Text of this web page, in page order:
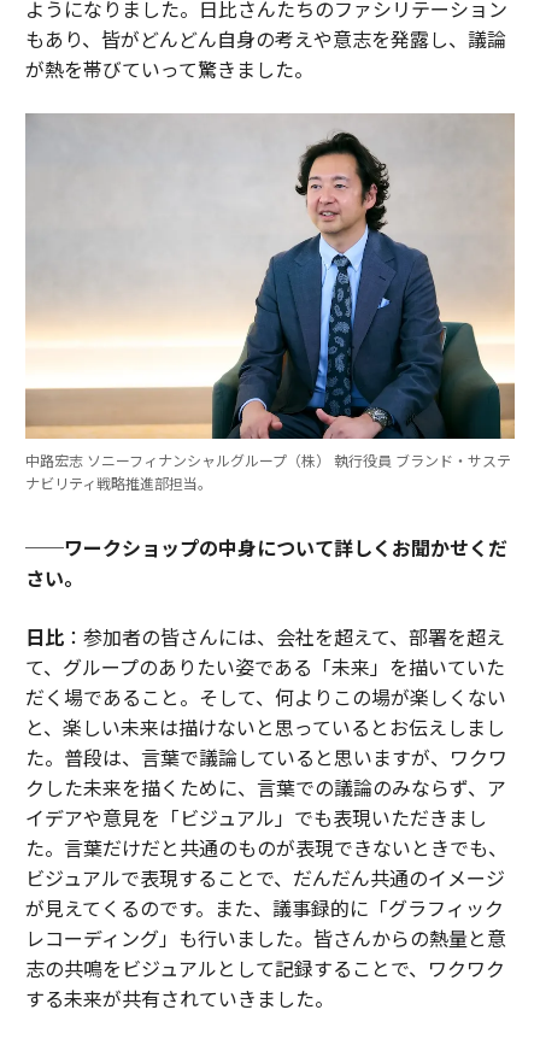
ようになりました。日比さんたちのファシリテーション
もあり、皆がどんどん自身の考えや意志を発露し、議論
が熱を帯びていって驚きました。
中路宏志 ソニーフィナンシャルグループ（株） 執行役員 ブランド・サステ
ナビリティ戦略推進部担当。
──ワークショップの中身について詳しくお聞かせくだ
さい。
日比：参加者の皆さんには、会社を超えて、部署を超え
て、グループのありたい姿である「未来」を描いていた
だく場であること。そして、何よりこの場が楽しくない
と、楽しい未来は描けないと思っているとお伝えしまし
た。普段は、言葉で議論していると思いますが、ワクワ
クした未来を描くために、言葉での議論のみならず、ア
イデアや意見を「ビジュアル」でも表現いただきまし
た。言葉だけだと共通のものが表現できないときでも、
ビジュアルで表現することで、だんだん共通のイメージ
が見えてくるのです。また、議事録的に「グラフィック
レコーディング」も行いました。皆さんからの熱量と意
志の共鳴をビジュアルとして記録することで、ワクワク
する未来が共有されていきました。